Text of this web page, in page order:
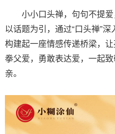
小小口头禅，句句不提爱
以话题为引，通过“口头禅”深
构建起一座情感传递桥梁，
拳父爱，勇敢表达爱，一起
亲。